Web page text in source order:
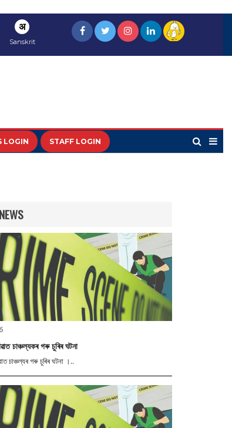
अ
Sanskrit
LOGIN STAFF LOGIN
চাঞ্চল্যকৰ গৰু চুৰিৰ ঘটনা
চাঞ্চল্যৰ গৰু চুৰিৰ ঘটনা ।..